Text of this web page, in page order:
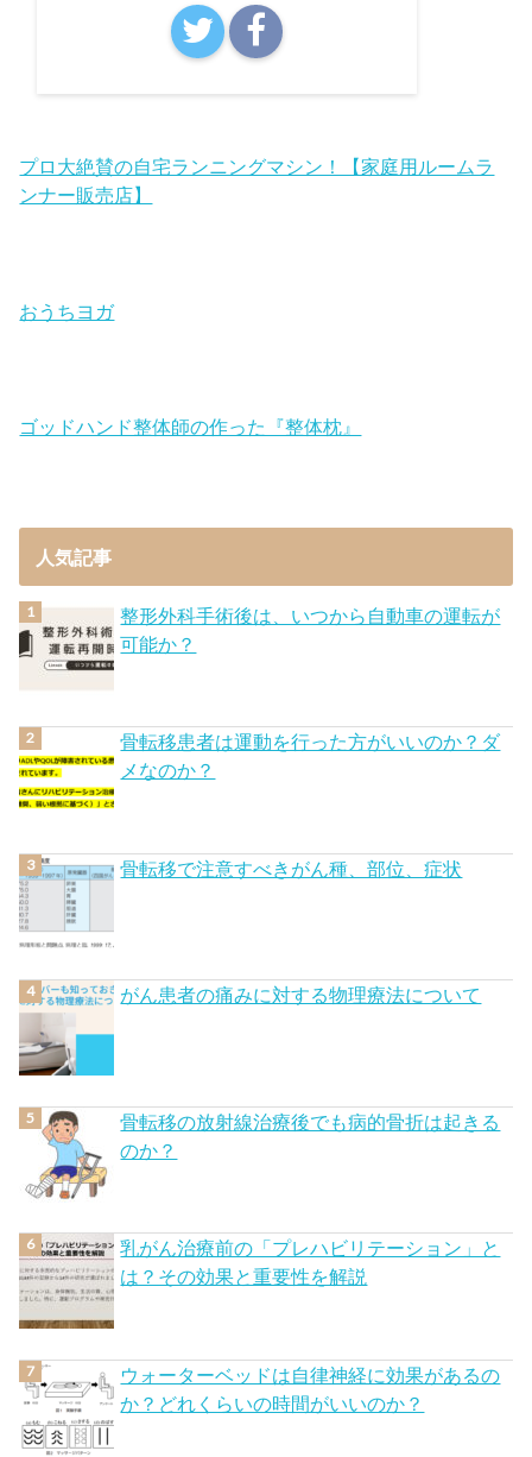
プロ大絶賛の自宅ランニングマシン！【家庭用ルームラ
ンナー販売店】
おうちヨガ
ゴッドハンド整体師の作った『整体枕』
人気記事
整形外科手術後は、いつから自動車の運転が
可能か？
骨転移患者は運動を行った方がいいのか？ダ
メなのか？
骨転移で注意すべきがん種、部位、症状
がん患者の痛みに対する物理療法について
骨転移の放射線治療後でも病的骨折は起きる
のか？
乳がん治療前の「プレハビリテーション」と
は？その効果と重要性を解説
ウォーターベッドは自律神経に効果があるの
か？どれくらいの時間がいいのか？